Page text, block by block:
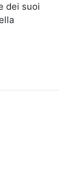
dei suoi